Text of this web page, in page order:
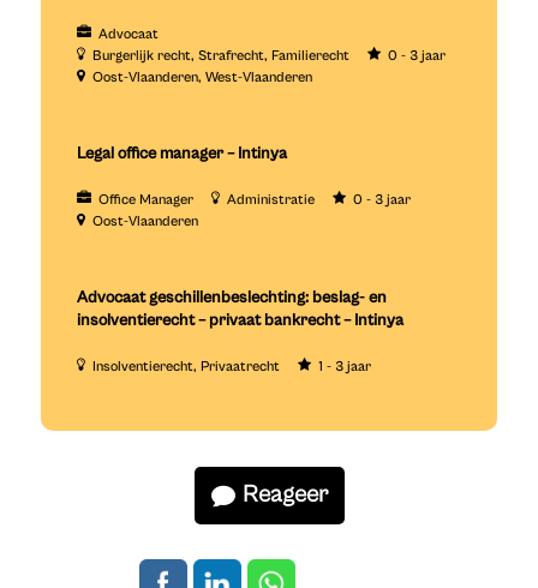
Advocaat
Burgerlijk recht Strafrecht Familierecht
0 - 3 jaar
Oost-Vlaanderen West-Vlaanderen
Legal office manager – Intinya
Office Manager Administratie
0 - 3 jaar
Oost-Vlaanderen
Advocaat geschillenbeslechting: beslag- en
insolventierecht – privaat bankrecht – Intinya
Insolventierecht Privaatrecht 1 - 3 jaar
Reageer